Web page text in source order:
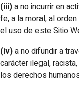
(iii)a no incurrir en
fe, a la moral, al
el uso de este Sitio
(iv)a no difundir a
carácter ilegal,
los derechos